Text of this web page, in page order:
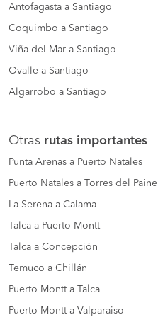
Antofagasta a Santiago
Coquimbo a Santiago
Viña del Mar a Santiago
Ovalle a Santiago
Algarrobo a Santiago
Otras rutas importantes
Punta Arenas a Puerto Natales
Puerto Natales a Torres del Paine
La Serena a Calama
Talca a Puerto Montt
Talca a Concepción
Temuco a Chillán
Puerto Montt a Talca
Puerto Montt a Valparaiso